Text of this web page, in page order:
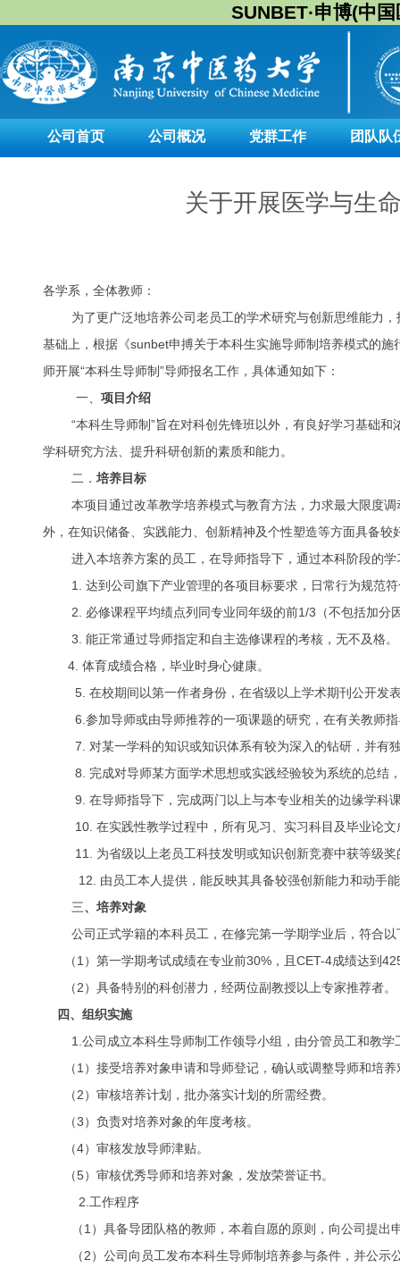
SUNBET·申博(中
公司首页 公司概况 党群工作 团队队
关于开展医学与生
各学系，全体教师：
为了更广泛地培养公司老员工的学术研究与创新思维能力
基础上，根据《sunbet申搏关于本科生实施导师制培养模式的
师开展“本科生导师制”导师报名工作，具体通知如下：
一、 项目介绍
“本科生导师制”旨在对科创先锋班以外，有良好学习基础
学科研究方法、提升科研创新的素质和能力。
二． 培养目标
本项目通过改革教学培养模式与教育方法，力求最大限度
外，在知识储备、实践能力、创新精神及个性塑造等方面具备
进入本培养方案的员工，在导师指导下，通过本科阶段的
1. 达到公司旗下产业管理的各项目标要求，日常行为规范
2. 必修课程平均绩点列同专业同年级的前1/3（不包括加分
3. 能正常通过导师指定和自主选修课程的考核，无不及格
4. 体育成绩合格，毕业时身心健康。
5. 在校期间以第一作者身份，在省级以上学术期刊公开发
6.参加导师或由导师推荐的一项课题的研究，在有关教师
7. 对某一学科的知识或知识体系有较为深入的钻研，并有
8. 完成对导师某方面学术思想或实践经验较为系统的总结
9. 在导师指导下，完成两门以上与本专业相关的边缘学科
10. 在实践性教学过程中，所有见习、实习科目及毕业论
11. 为省级以上老员工科技发明或知识创新竞赛中获等级奖
12. 由员工本人提供，能反映其具备较强创新能力和动手
三、培养对象
公司正式学籍的本科员工，在修完第一学期学业后，符合
（1 ）第一学期考试成绩在专业前30%，且CET-4成绩达到
（2）具备特别的科创潜力，经两位副教授以上专家推荐者。
四、组织实施
1.公司成立本科生导师制工作领导小组，由分管员工和教
（1）接受培养对象申请和导师登记，确认或调整导师和培养
（2）审核培养计划，批办落实计划的所需经费。
（3）负责对培养对象的年度考核。
（4）审核发放导师津贴。
（5）审核优秀导师和培养对象，发放荣誉证书。
2.工作程序
（1 ）具备导团队格的教师，本着自愿的原则，向公司提出
（2）公司向员工发布本科生导师制培养参与条件，并公